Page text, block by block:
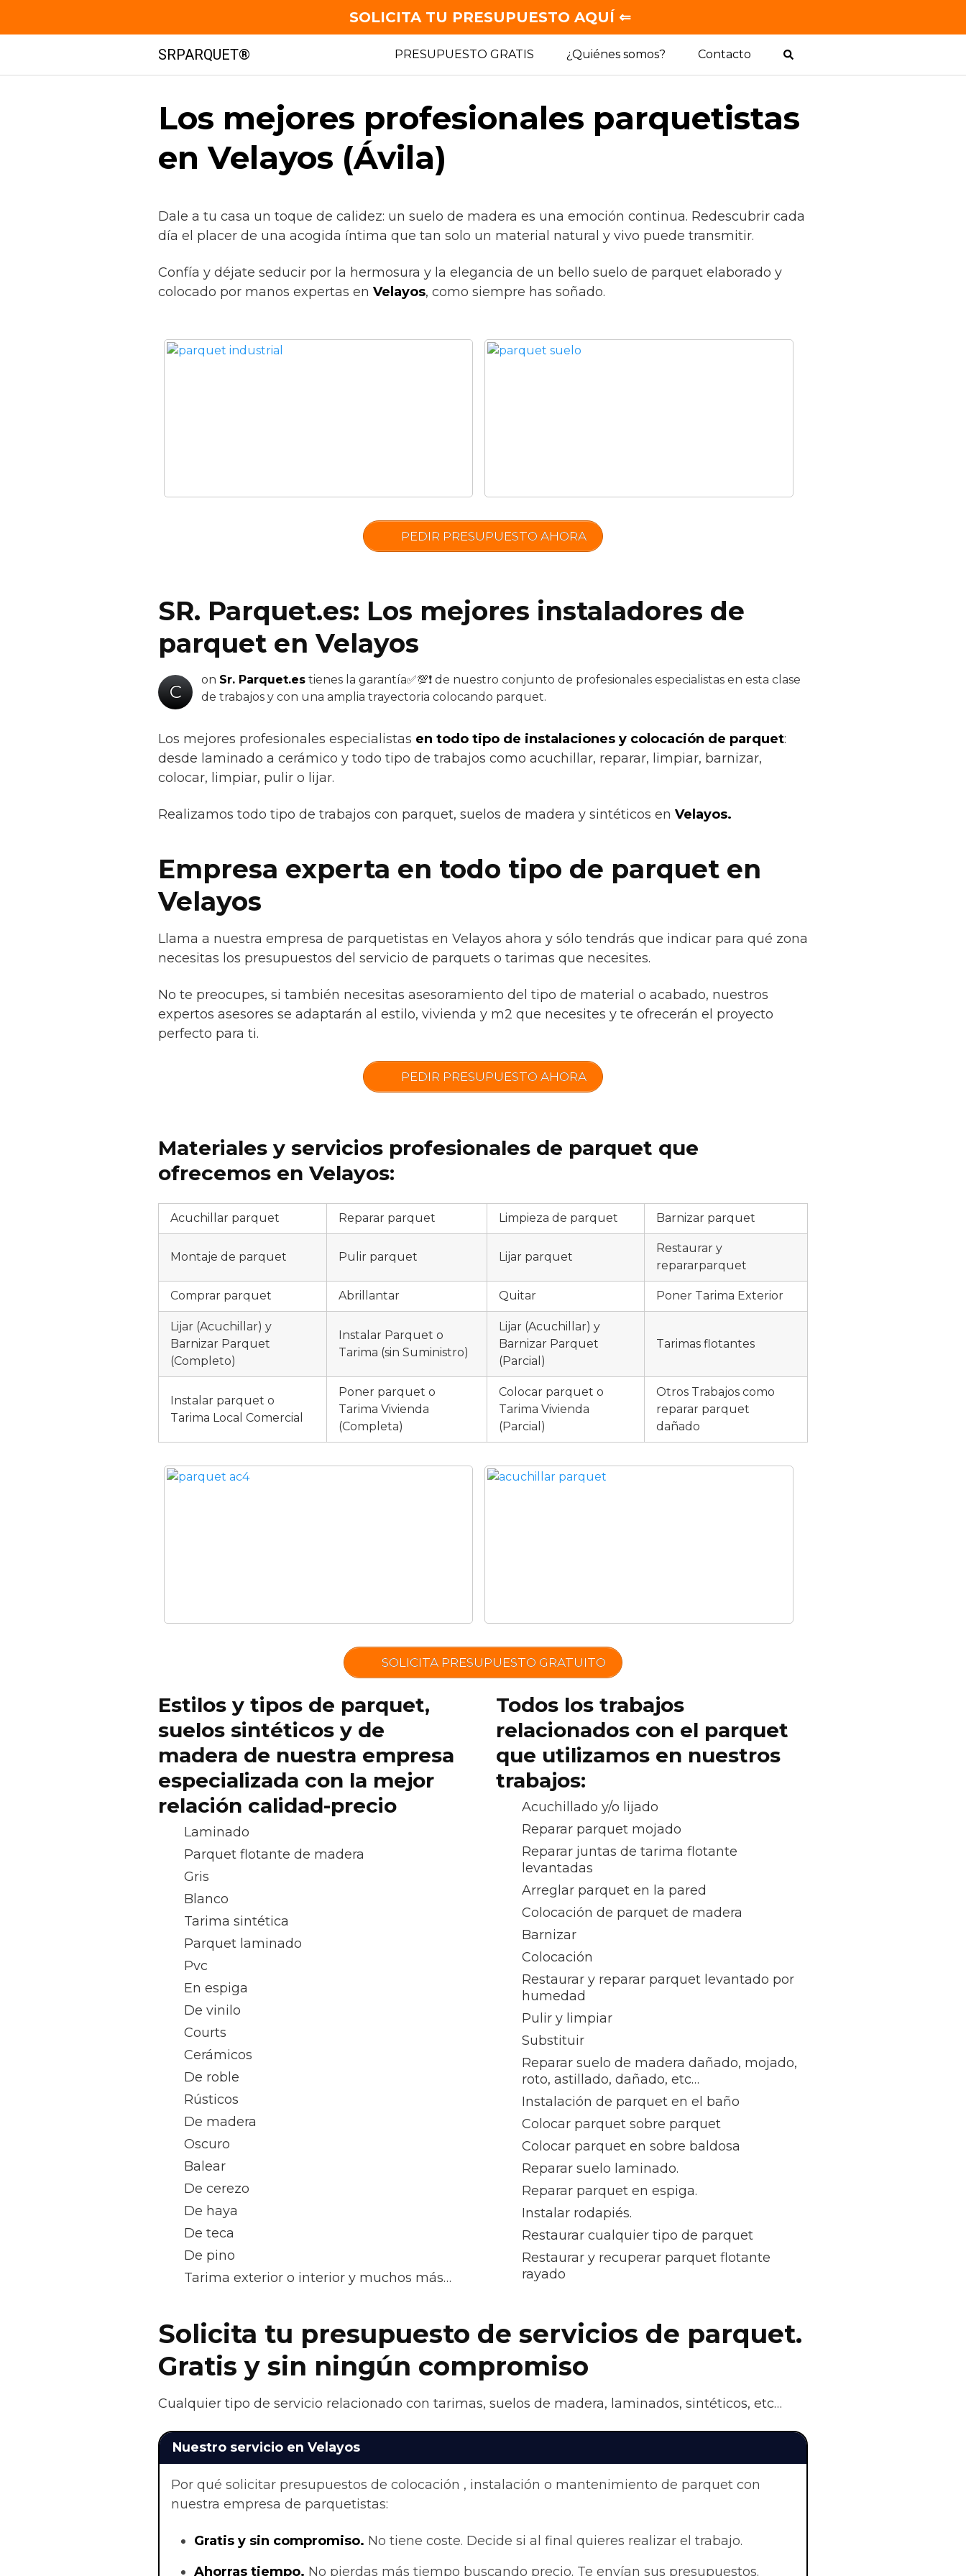
contenido
SRPARQUET® PRESUPUESTO GRATIS ¿Quiénes somos? Contacto
Los mejores profesionales parquetistas
en Velayos (Ávila)
Dale a tu casa un toque de calidez: un suelo de madera es una emoción continua. Redescubrir cada
día el placer de una acogida íntima que tan solo un material natural y vivo puede transmitir.
Confía y déjate seducir por la hermosura y la elegancia de un bello suelo de parquet elaborado y
colocado por manos expertas en Velayos, como siempre has soñado.
PEDIR PRESUPUESTO AHORA
SR. Parquet.es: Los mejores instaladores de
parquet en Velayos
C
on Sr. Parquet.es tienes la garantía✅💯❗ de nuestro conjunto de profesionales especialistas en esta clase
de trabajos y con una amplia trayectoria colocando parquet.
Los mejores profesionales especialistas en todo tipo de instalaciones y colocación de parquet:
desde laminado a cerámico y todo tipo de trabajos como acuchillar, reparar, limpiar, barnizar,
colocar, limpiar, pulir o lijar.
Realizamos todo tipo de trabajos con parquet, suelos de madera y sintéticos en Velayos.
Empresa experta en todo tipo de parquet en
Velayos
Llama a nuestra empresa de parquetistas en Velayos ahora y sólo tendrás que indicar para qué zona
necesitas los presupuestos del servicio de parquets o tarimas que necesites.
No te preocupes, si también necesitas asesoramiento del tipo de material o acabado, nuestros
expertos asesores se adaptarán al estilo, vivienda y m2 que necesites y te ofrecerán el proyecto
perfecto para ti.
PEDIR PRESUPUESTO AHORA
Materiales y servicios profesionales de parquet que
ofrecemos en Velayos:
Acuchillar parquet Reparar parquet Limpieza de parquet Barnizar parquet
Montaje de parquet Pulir parquet Lijar parquet
Restaurar y
repararparquet
Comprar parquet Abrillantar Quitar Poner Tarima Exterior
Lijar (Acuchillar) y
Barnizar Parquet
(Completo)
Instalar Parquet o
Tarima (sin Suministro)
Lijar (Acuchillar) y
Barnizar Parquet
(Parcial)
Tarimas flotantes
Instalar parquet o
Tarima Local Comercial
Poner parquet o
Tarima Vivienda
(Completa)
Colocar parquet o
Tarima Vivienda
(Parcial)
Otros Trabajos como
reparar parquet
dañado
SOLICITA PRESUPUESTO GRATUITO
Estilos y tipos de parquet,
suelos sintéticos y de
madera de nuestra empresa
especializada con la mejor
relación calidad-precio
Laminado
Parquet flotante de madera
Gris
Blanco
Tarima sintética
Parquet laminado
Pvc
En espiga
De vinilo
Courts
Cerámicos
De roble
Rústicos
De madera
Oscuro
Balear
De cerezo
De haya
De teca
De pino
Tarima exterior o interior y muchos más…
Todos los trabajos
relacionados con el parquet
que utilizamos en nuestros
trabajos:
Acuchillado y/o lijado
Reparar parquet mojado
Reparar juntas de tarima flotante
levantadas
Arreglar parquet en la pared
Colocación de parquet de madera
Barnizar
Colocación
Restaurar y reparar parquet levantado por
humedad
Pulir y limpiar
Substituir
Reparar suelo de madera dañado, mojado,
roto, astillado, dañado, etc…
Instalación de parquet en el baño
Colocar parquet sobre parquet
Colocar parquet en sobre baldosa
Reparar suelo laminado.
Reparar parquet en espiga.
Instalar rodapiés.
Restaurar cualquier tipo de parquet
Restaurar y recuperar parquet flotante
rayado
Solicita tu presupuesto de servicios de parquet.
Gratis y sin ningún compromiso
Cualquier tipo de servicio relacionado con tarimas, suelos de madera, laminados, sintéticos, etc…
Nuestro servicio en Velayos
Por qué solicitar presupuestos de colocación , instalación o mantenimiento de parquet con
nuestra empresa de parquetistas:
Gratis y sin compromiso. No tiene coste. Decide si al final quieres realizar el trabajo.
Ahorras tiempo. No pierdas más tiempo buscando precio. Te envían sus presupuestos.
SOLICITA TU PRESUPUESTO AQUÍ ⇐